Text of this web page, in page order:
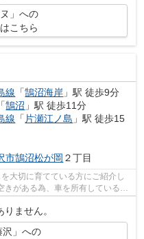
」への
こちら
線 「鵠沼海岸 」駅 徒歩9分
「鵠沼 」駅 徒歩11分
線 「 片瀬江ノ島 」駅 徒歩15
市鵠沼松が岡 ２丁目
大切に育てている方にご紹介し
きがある為、車を所有している方
ません。
沢」への